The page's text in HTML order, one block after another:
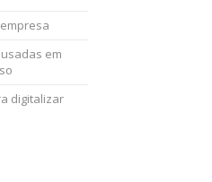
em
digitalizar